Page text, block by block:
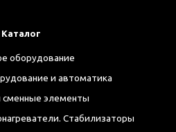
Каталог
оборудование
и автоматика
элементы
Стабилизаторы